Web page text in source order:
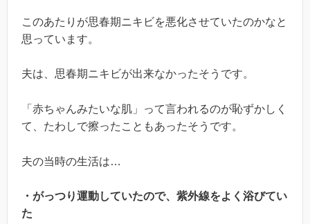
このあたりが思春期ニキビを悪化させていたのかなと
思っています。
夫は、思春期ニキビが出来なかったそうです。
「赤ちゃんみたいな肌」って言われるのが恥ずかしく
て、たわしで擦ったこともあったそうです。
夫の当時の生活は…
・がっつり運動していたので、紫外線をよく浴びてい
た